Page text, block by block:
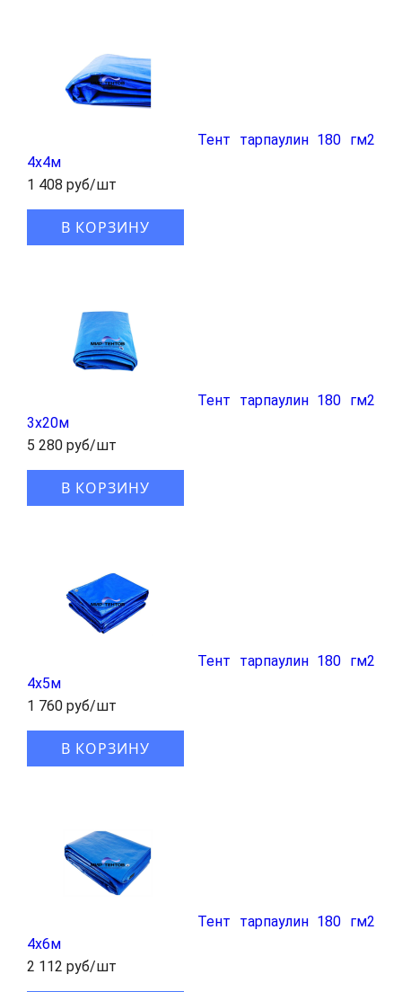
Тент тарпаулин 180 гм2
4x4м
1 408 руб/шт
В КОРЗИНУ
Тент тарпаулин 180 гм2
3x20м
5 280 руб/шт
В КОРЗИНУ
Тент тарпаулин 180 гм2
4x5м
1 760 руб/шт
В КОРЗИНУ
Тент тарпаулин 180 гм2
4x6м
2 112 руб/шт